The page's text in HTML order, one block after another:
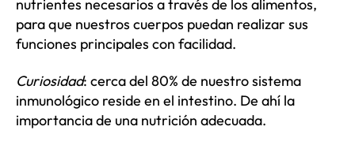
nutrientes necesarios a través de los alimentos,
para que nuestros cuerpos puedan realizar sus
funciones principales con facilidad.
Curiosidad: cerca del 80% de nuestro sistema
inmunológico reside en el intestino. De ahí la
importancia de una nutrición adecuada.